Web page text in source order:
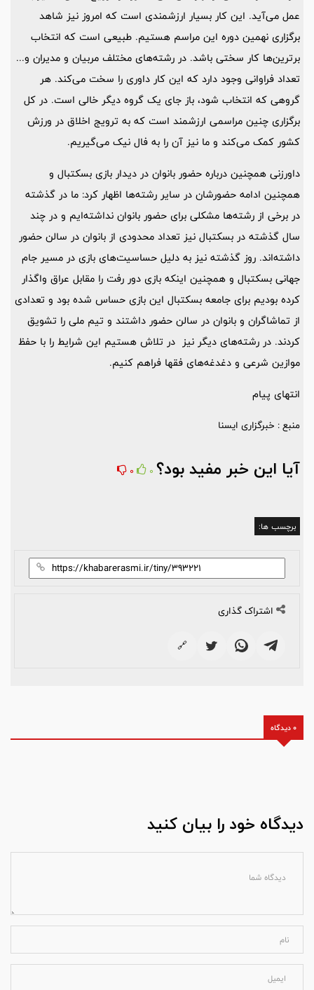
عمل می‌آید. این کار بسیار ارزشمندی است که امروز نیز شاهد
برگزاری نهمین دوره این مراسم هستیم. طبیعی است که انتخاب
برترین‌ها کار سختی باشد. در رشته‌های مختلف مربیان و مدیران و...
تعداد فراوانی وجود دارد که این کار داوری را سخت می‌کند. هر
گروهی که انتخاب شود، باز جای یک گروه دیگر خالی است. در کل
برگزاری چنین مراسمی ارزشمند است که به ترویج اخلاق در ورزش
کشور کمک می‌کند و ما نیز آن را به فال نیک می‌گیریم.
داورزنی همچنین درباره حضور بانوان در دیدار بازی بسکتبال و
همچنین ادامه حضورشان در سایر رشته‌ها اظهار کرد: ما در گذشته
در برخی از رشته‌ها مشکلی برای حضور بانوان نداشته‌ایم و در چند
سال گذشته در بسکتبال نیز تعداد محدودی از بانوان در سالن حضور
داشته‌اند. روز گذشته نیز به دلیل حساسیت‌های بازی در مسیر جام
جهانی بسکتبال و همچنین اینکه بازی دور رفت را مقابل عراق واگذار
کرده بودیم برای جامعه بسکتبال این بازی حساس شده بود و تعدادی
از تماشاگران و بانوان در سالن حضور داشتند و تیم ملی را تشویق
کردند. در رشته‌های دیگر نیز در تلاش هستیم این شرایط را با حفظ
موازین شرعی و دغدغه‌های فقها فراهم کنیم.
انتهای پیام
منبع : خبرگزاری ایسنا
آیا این خبر مفید بود؟ 0
0
برچسب ها:
اشتراک گذاری
🔗
0 دیدگاه
دیدگاه خود را بیان کنید